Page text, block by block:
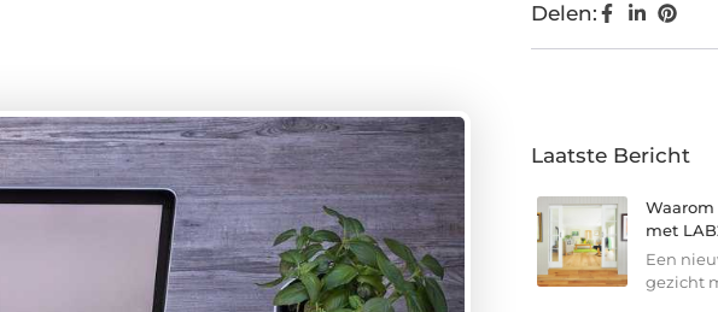
Delen:
Laatste Bericht
met
Een
gezicht